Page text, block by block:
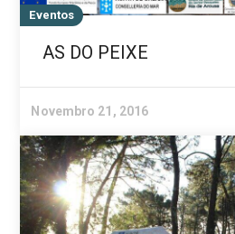
Eventos
AS DO PEIXE
Novembro 21, 2016